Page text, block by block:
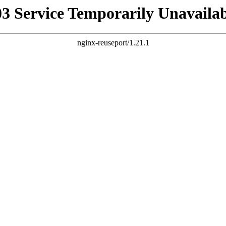
Service Temporarily
nginx-reuseport/1.21.1